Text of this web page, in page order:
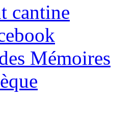
cantine
Mémoires